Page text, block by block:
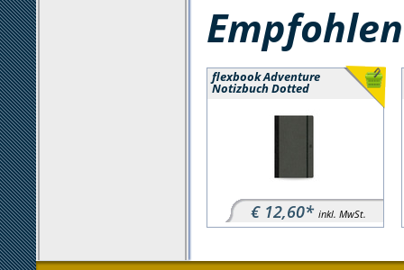
flexbook Adventure
Notizbuch Dotted
€ 12,60* inkl. MwSt.